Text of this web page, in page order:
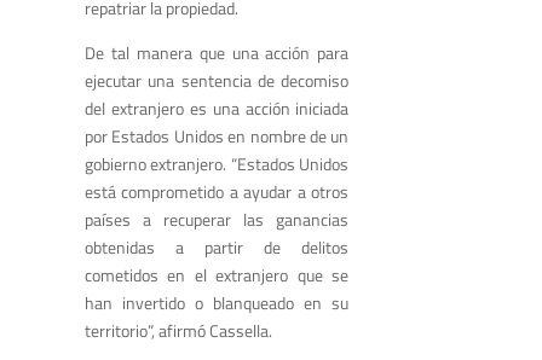
repatriar la propiedad.
De tal manera que una acción para
ejecutar una sentencia de decomiso
del extranjero es una acción iniciada
por Estados Unidos en nombre de un
gobierno extranjero. “Estados Unidos
está comprometido a ayudar a otros
países a recuperar las ganancias
obtenidas a partir de delitos
cometidos en el extranjero que se
han invertido o blanqueado en su
territorio”, afirmó Cassella.